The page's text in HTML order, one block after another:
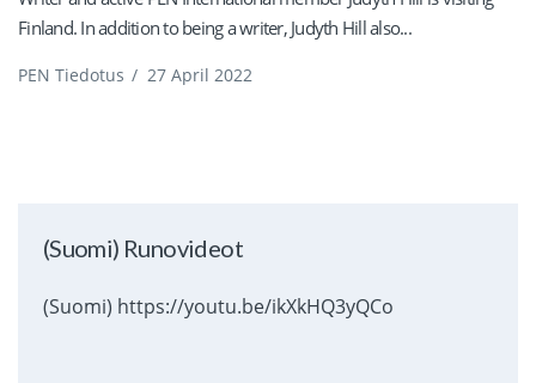
Finland. In addition to being a writer, Judyth Hill also...
PEN Tiedotus / 27 April 2022
(Suomi) Runovideot
(Suomi) https://youtu.be/ikXkHQ3yQCo